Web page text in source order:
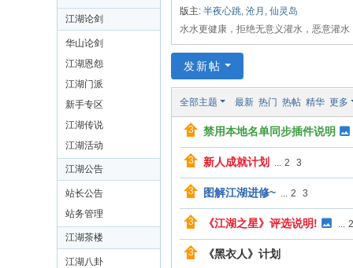
江
湖
江湖论剑
华山论剑
江湖恩怨
江湖门派
新手专区
江湖传说
江湖活动
江湖公告
站长公告
站务管理
江湖茶楼
江湖八卦
版主: 半夜心跳, 沧月 , 仙灵岛
水水更健康，拒绝无意义灌水，恶意灌水
发新帖
全部主题 最新 热门 热帖 精华 更多
禁用本地名单同步插件说明
新人成就计划 ... 2 3
图解江湖进修~ ... 2 3
《江湖之星》评选说明! ... 2
《黑衣人》计划